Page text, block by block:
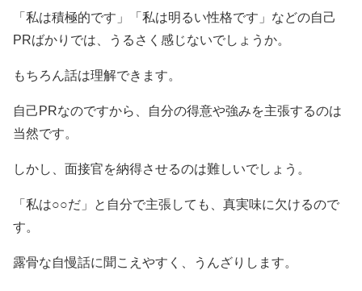
「私は積極的です」「私は明るい性格です」などの自己
PRばかりでは、うるさく感じないでしょうか。
もちろん話は理解できます。
自己PRなのですから、自分の得意や強みを主張するのは
当然です。
しかし、面接官を納得させるのは難しいでしょう。
「私は○○だ」と自分で主張しても、真実味に欠けるので
す。
露骨な自慢話に聞こえやすく、うんざりします。